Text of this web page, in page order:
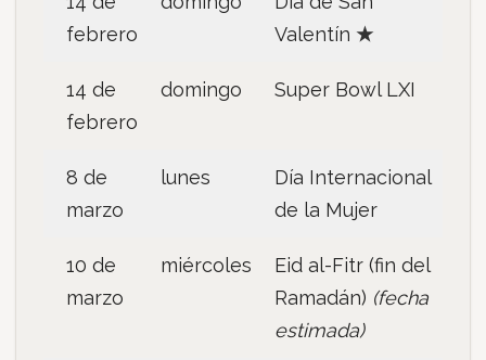
febrero
Valentín ★
14 de
febrero
domingo Super Bowl LXI
8 de
marzo
lunes
Día Internacional
de la Mujer
10 de
marzo
miércoles
Eid al-Fitr (fin del
Ramadán) (fecha
estimada)